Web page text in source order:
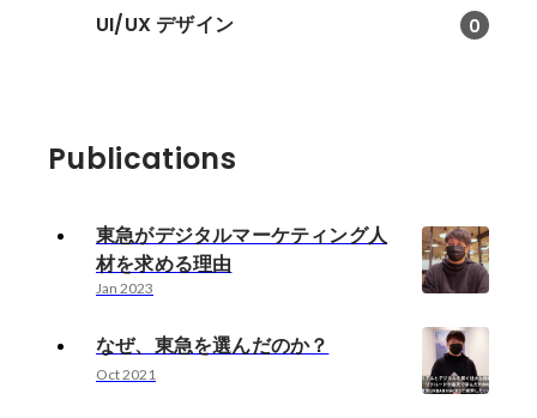
UI/UX デザイン 0
Publications
東急がデジタルマーケティング人
材を求める理由
Jan 2023
なぜ、東急を選んだのか？
Oct 2021